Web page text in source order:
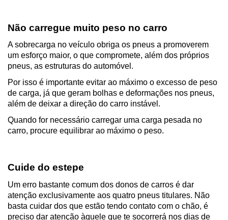
Não carregue muito peso no carro
A sobrecarga no veículo obriga os pneus a promoverem
um esforço maior, o que compromete, além dos próprios
pneus, as estruturas do automóvel.
Por isso é importante evitar ao máximo o excesso de peso
de carga, já que geram bolhas e deformações nos pneus,
além de deixar a direção do carro instável.
Quando for necessário carregar uma carga pesada no
carro, procure equilibrar ao máximo o peso.
Cuide do estepe
Um erro bastante comum dos donos de carros é dar
atenção exclusivamente aos quatro pneus titulares. Não
basta cuidar dos que estão tendo contato com o chão, é
preciso dar atenção àquele que te socorrerá nos dias de